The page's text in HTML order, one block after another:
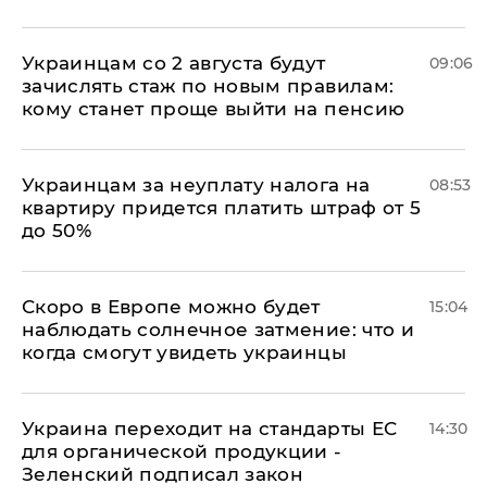
Украинцам со 2 августа будут
зачислять стаж по новым правилам:
кому станет проще выйти на пенсию
09:06
Украинцам за неуплату налога на
квартиру придется платить штраф от 5
до 50%
08:53
Скоро в Европе можно будет
наблюдать солнечное затмение: что и
когда смогут увидеть украинцы
15:04
Украина переходит на стандарты ЕС
для органической продукции -
Зеленский подписал закон
14:30